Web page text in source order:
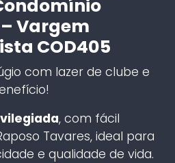
Vargem
COD405
com lazer de clube e
, com fácil
Tavares, ideal para
e qualidade de vida.